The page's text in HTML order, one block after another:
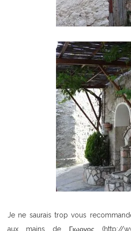
Je ne saurais trop vous
aux mains de Γιωργος (http://